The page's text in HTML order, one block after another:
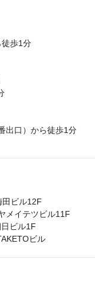
歩1分
出口）から徒歩1分
田ビル12F
メイテツビル11F
ビル1F
ビル